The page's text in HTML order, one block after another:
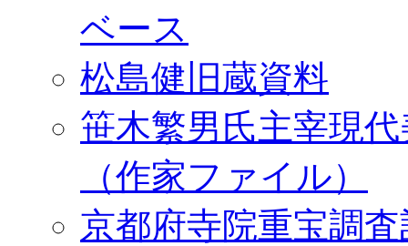
ベース
松島健旧蔵資料
笹木繁男氏主宰現
（作家ファイル）
京都府寺院重宝調